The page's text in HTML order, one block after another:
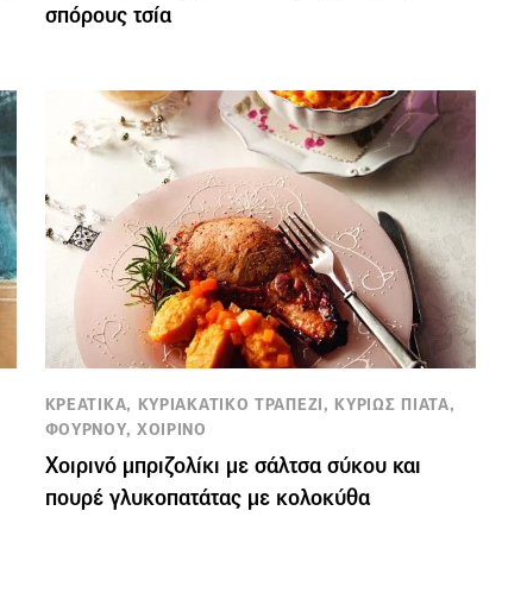
σπόρους τσία
ΚΡΕΑΤΙΚΑ, ΚΥΡΙΑΚΑΤΙΚΟ ΤΡΑΠΕΖΙ, ΚΥΡΙΩΣ ΠΙΑΤΑ,
ΦΟΥΡΝΟΥ, ΧΟΙΡΙΝΟ
Χοιρινό μπριζολίκι με σάλτσα σύκου και
πουρέ γλυκοπατάτας με κολοκύθα